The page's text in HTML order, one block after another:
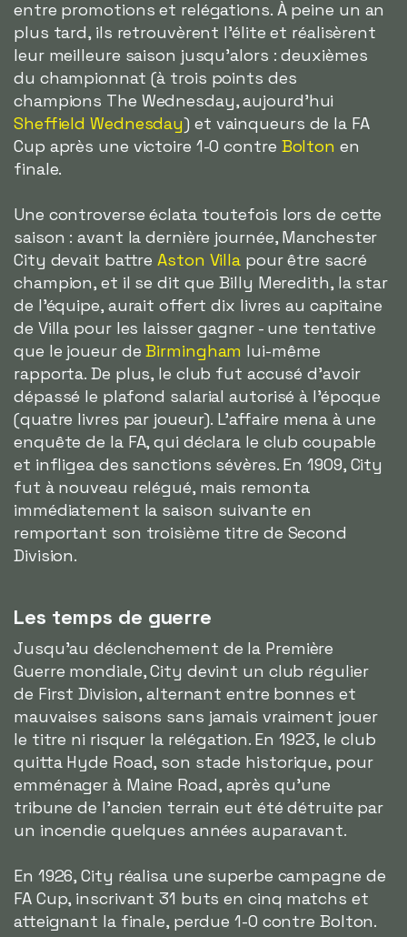
entre promotions et relégations. À peine un an
plus tard, ils retrouvèrent l'élite et réalisèrent
leur meilleure saison jusqu'alors : deuxièmes
du championnat (à trois points des
champions The Wednesday, aujourd'hui
Sheffield Wednesday) et vainqueurs de la FA
Cup après une victoire 1-0 contre Bolton en
finale.
Une controverse éclata toutefois lors de cette
saison : avant la dernière journée, Manchester
City devait battreAston Villa pour être sacré
champion, et il se dit que Billy Meredith, la star
de l'équipe, aurait offert dix livres au capitaine
de Villa pour les laisser gagner - une tentative
que le joueur deBirmingham lui-même
rapporta. De plus, le club fut accusé d'avoir
dépassé le plafond salarial autorisé à l'époque
(quatre livres par joueur). L'affaire mena à une
enquête de la FA, qui déclara le club coupable
et infligea des sanctions sévères. En 1909, City
fut à nouveau relégué, mais remonta
immédiatement la saison suivante en
remportant son troisième titre de Second
Division.
Les temps de guerre
Jusqu'au déclenchement de la Première
Guerre mondiale, City devint un club régulier
de First Division, alternant entre bonnes et
mauvaises saisons sans jamais vraiment jouer
le titre ni risquer la relégation. En 1923, le club
quitta Hyde Road, son stade historique, pour
emménager à Maine Road, après qu'une
tribune de l'ancien terrain eut été détruite par
un incendie quelques années auparavant.
En 1926, City réalisa une superbe campagne de
FA Cup, inscrivant 31 buts en cinq matchs et
atteignant la finale, perdue 1-0 contre Bolton.